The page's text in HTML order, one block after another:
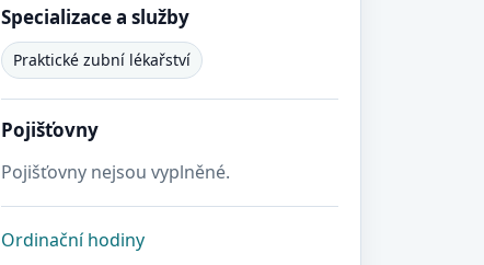
Specializace a služby
Praktické zubní lékařství
Pojišťovny
Pojišťovny nejsou vyplněné.
Ordinační hodiny